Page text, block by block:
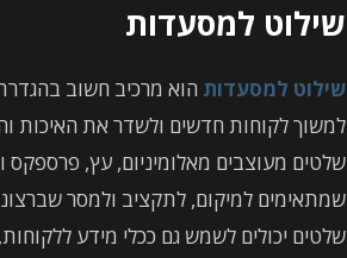
שילוט למסעדות
שילוט למסעדות הוא מרכיב חשוב בהגדרת
למשוך לקוחות חדשים ולשדר את האיכות
שלטים מעוצבים מאלומיניום, עץ, פרספקס
שמתאימים למיקום, לתקציב ולמסר
שלטים יכולים לשמש גם ככלי מידע